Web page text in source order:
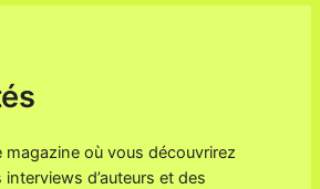
magazine où vous découvrirez
d’auteurs et des